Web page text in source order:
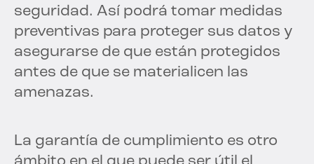
seguridad. Así podrá tomar medidas
preventivas para proteger sus datos y
asegurarse de que están protegidos
antes de que se materialicen las
amenazas.
La garantía de cumplimiento es otro